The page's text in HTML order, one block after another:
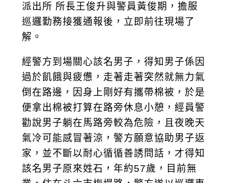
派出所 所長王俊升與警員黃俊期，擔服
巡邏勤務接獲通報後，立即前往現場了
解。
經警方到場關心該名男子，得知男子係因
過於飢餓與疲憊，走著走著突然就無力氣
倒在路邊，因身上剛好有攜帶棉被，於是
便拿出棉被打算在路旁休息小憩，經員警
勸說男子躺在馬路旁較為危險，且夜晚天
氣冷可能感冒著涼，警方願意協助男子返
家，並不斷以耐心循循善誘問話，才得知
該名男子原來姓石，年約57歲，目前無